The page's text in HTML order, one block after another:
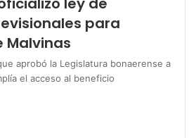
para
Malvinas
aprobó la Legislatura bonaerense a
el acceso al beneficio